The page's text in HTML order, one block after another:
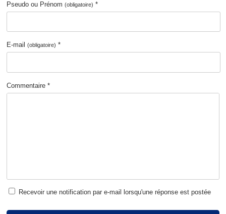
Pseudo ou Prénom(obligatoire) *
E-mail(obligatoire) *
Commentaire *
Recevoir une notification par e-mail lorsqu'une réponse est postée